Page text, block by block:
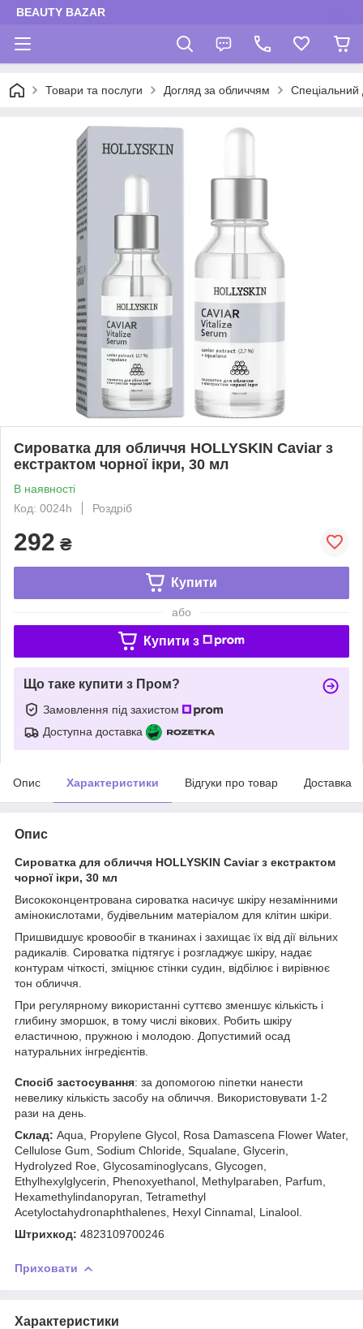
BEAUTY BAZAR
Товари та послуги Догляд за обличчям Спеціальний
Сироватка для обличчя HOLLYSKIN Caviar з
екстрактом чорної ікри, 30 мл
В наявності
Код: 0024h
Роздріб
292 ₴
Купити
або
Купити з
Що таке купити з Пром?
Замовлення під захистом
Доступна доставка
Опис Характеристики Відгуки про товар Доставка
Опис
Сироватка для обличчя HOLLYSKIN Caviar з екстрактом
чорної ікри, 30 мл
Висококонцентрована сироватка насичує шкіру незамінними
амінокислотами, будівельним матеріалом для клітин шкіри.
Пришвидшує кровообіг в тканинах і захищає їх від дії вільних
радикалів. Сироватка підтягує і розгладжує шкіру, надає
контурам чіткості, зміцнює стінки судин, відбілює і вирівнює
тон обличчя.
При регулярному використанні суттєво зменшує кількість і
глибину зморшок, в тому числі вікових. Робить шкіру
еластичною, пружною і молодою. Допустимий осад
натуральних iнгредiєнтiв.
Спосіб застосування: за допомогою піпетки нанести
невелику кількість засобу на обличчя. Використовувати 1-2
рази на день.
Склад: Аqua, Propylene Glycol, Rosa Damascena Flower Water,
Cellulose Gum, Sodium Chloride, Squalane, Glycerin,
Hydrolyzed Roe, Glycosaminoglycans, Glycogen,
Ethylhexylglycerin, Phenoxyethanol, Methylparaben, Parfum,
Hexamethylindanopyran, Tetramethyl
Acetyloctahydronaphthalenes, Hexyl Cinnamal, Linalool.
Штрихкод: 4823109700246
Приховати
Характеристики